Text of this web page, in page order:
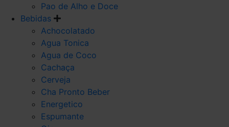
Pao de Alho e Doce
Bebidas
Achocolatado
Agua Tonica
Agua de Coco
Cachaça
Cerveja
Cha Pronto Beber
Energetico
Espumante